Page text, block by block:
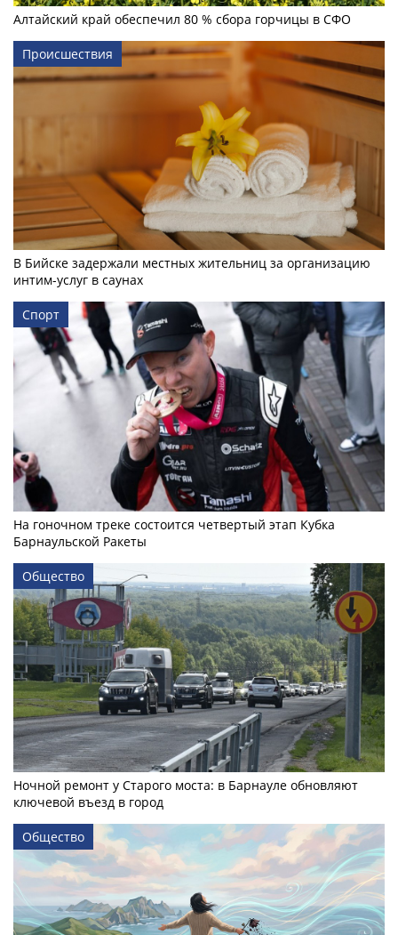
Алтайский край обеспечил 80 % сбора горчицы в СФО
Происшествия
В Бийске задержали местных жительниц за организацию
интим-услуг в саунах
Спорт
На гоночном треке состоится четвертый этап Кубка
Барнаульской Ракеты
Общество
Ночной ремонт у Старого моста: в Барнауле обновляют
ключевой въезд в город
Общество